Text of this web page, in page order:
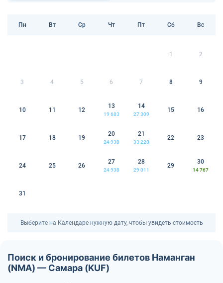
Пн Вт Ср Чт Пт Сб Вс
1 2
3 4 5 6 7 8 9
10 11 12
13
19 683
14
27 309
15 16
17 18 19
20
24 938
21
33 220
22 23
24 25 26
27
24 938
28
29 011
29
30
14 767
31
Выберите на Календаре нужную дату, чтобы увидеть стоимость
Поиск и бронирование билетов Наманган
(NMA) — Самара (KUF)